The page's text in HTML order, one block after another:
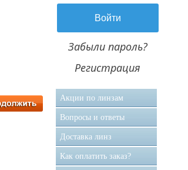
Забыли пароль?
Регистрация
Акции по линзам
Вопросы и ответы
Доставка линз
Как оплатить заказ?